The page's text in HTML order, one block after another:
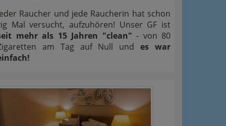
Raucher und jede Raucherin hat schon
Mal versucht, aufzuhören! Unser GF ist
mehr als 15 Jahren "clean" - von 80
am Tag auf Null undes war